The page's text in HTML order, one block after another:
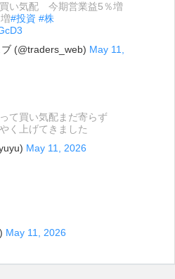
買い気配 今期営業益5％増
#投資 #株
(@traders_web) May 11,
て買い気配まだ寄らず
く上げてきました
May 11, 2026
May 11, 2026